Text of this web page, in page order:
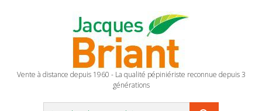
Vente à distance depuis 1960 - La qualité pépiniériste reconnue depuis 3
générations